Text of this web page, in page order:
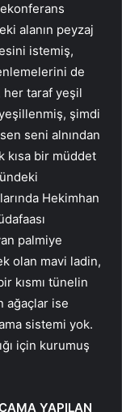
alanın peyzaj
istemiş,
de
her taraf yeşil
şimdi
seni alnından
kısa bir müddet
Hekimhan
palmiye
olan mavi ladin,
kısmı tünelin
ağaçlar ise
sistemi yok.
için kurumuş
YAPILAN